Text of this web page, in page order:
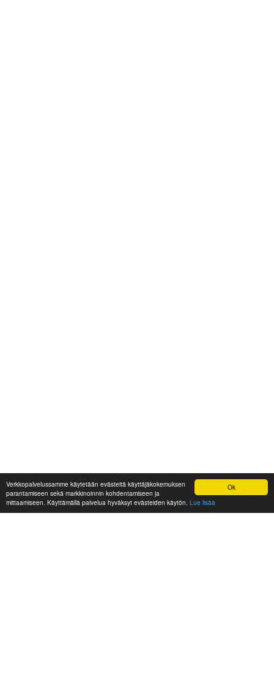
Ok
Verkkopalvelussamme käytetään evästeitä käyttäjäkokemuksen
parantamiseen sekä markkinoinnin kohdentamiseen ja
mittaamiseen. Käyttämällä palvelua hyväksyt evästeiden käytön. Lue lisää